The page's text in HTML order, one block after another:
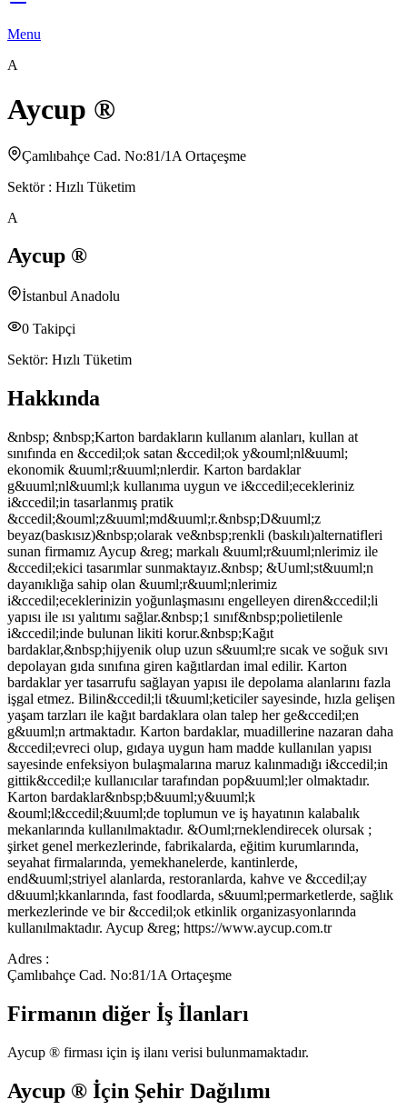
Menu
A
Aycup ®
Çamlıbahçe Cad. No:81/1A Ortaçeşme
Sektör : Hızlı Tüketim
A
Aycup ®
İstanbul Anadolu
0 Takipçi
Sektör: Hızlı Tüketim
Hakkında
&nbsp; &nbsp;Karton bardakların kullanım alanları, kullan at
sınıfında en &ccedil;ok satan &ccedil;ok y&ouml;nl&uuml;
ekonomik &uuml;r&uuml;nlerdir. Karton bardaklar
g&uuml;nl&uuml;k kullanıma uygun ve i&ccedil;ecekleriniz
i&ccedil;in tasarlanmış pratik
&ccedil;&ouml;z&uuml;md&uuml;r.&nbsp;D&uuml;z
beyaz(baskısız)&nbsp;olarak ve&nbsp;renkli (baskılı)alternatifleri
sunan firmamız Aycup &reg; markalı &uuml;r&uuml;nlerimiz ile
&ccedil;ekici tasarımlar sunmaktayız.&nbsp; &Uuml;st&uuml;n
dayanıklığa sahip olan &uuml;r&uuml;nlerimiz
i&ccedil;eceklerinizin yoğunlaşmasını engelleyen diren&ccedil;li
yapısı ile ısı yalıtımı sağlar.&nbsp;1 sınıf&nbsp;polietilenle
i&ccedil;inde bulunan likiti korur.&nbsp;Kağıt
bardaklar,&nbsp;hijyenik olup uzun s&uuml;re sıcak ve soğuk sıvı
depolayan gıda sınıfına giren kağıtlardan imal edilir. Karton
bardaklar yer tasarrufu sağlayan yapısı ile depolama alanlarını fazla
işgal etmez. Bilin&ccedil;li t&uuml;keticiler sayesinde, hızla gelişen
yaşam tarzları ile kağıt bardaklara olan talep her ge&ccedil;en
g&uuml;n artmaktadır. Karton bardaklar, muadillerine nazaran daha
&ccedil;evreci olup, gıdaya uygun ham madde kullanılan yapısı
sayesinde enfeksiyon bulaşmalarına maruz kalınmadığı i&ccedil;in
gittik&ccedil;e kullanıcılar tarafından pop&uuml;ler olmaktadır.
Karton bardaklar&nbsp;b&uuml;y&uuml;k
&ouml;l&ccedil;&uuml;de toplumun ve iş hayatının kalabalık
mekanlarında kullanılmaktadır. &Ouml;rneklendirecek olursak ;
şirket genel merkezlerinde, fabrikalarda, eğitim kurumlarında,
seyahat firmalarında, yemekhanelerde, kantinlerde,
end&uuml;striyel alanlarda, restoranlarda, kahve ve &ccedil;ay
d&uuml;kkanlarında, fast foodlarda, s&uuml;permarketlerde, sağlık
merkezlerinde ve bir &ccedil;ok etkinlik organizasyonlarında
kullanılmaktadır. Aycup &reg; https://www.aycup.com.tr
Adres :
Çamlıbahçe Cad. No:81/1A Ortaçeşme
Firmanın diğer İş İlanları
Aycup ® firması için iş ilanı verisi bulunmamaktadır.
Aycup ® İçin Şehir Dağılımı